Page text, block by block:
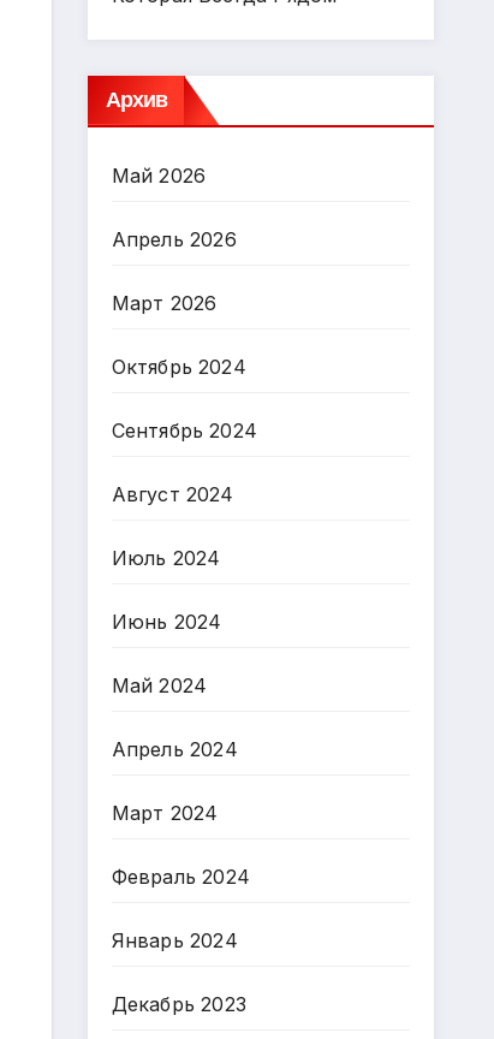
Архив
Май 2026
Апрель 2026
Март 2026
Октябрь 2024
Сентябрь 2024
Август 2024
Июль 2024
Июнь 2024
Май 2024
Апрель 2024
Март 2024
Февраль 2024
Январь 2024
Декабрь 2023